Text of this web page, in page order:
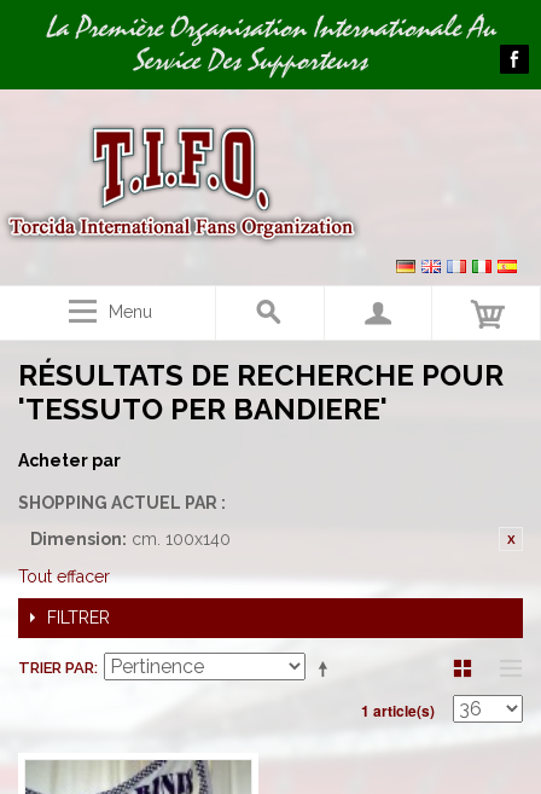
Image 01La Première Organisation Internationale Au
Service Des Supporteurs
Menu
RÉSULTATS DE RECHERCHE POUR
'TESSUTO PER BANDIERE'
Acheter par
SHOPPING ACTUEL PAR :
Dimension: cm. 100x140
Tout effacer
FILTRER
TRIER PAR
1 article(s)